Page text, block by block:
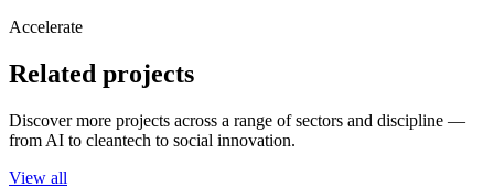
Accelerate
Related projects
Discover more projects across a range of sectors and discipline —
from AI to cleantech to social innovation.
View all